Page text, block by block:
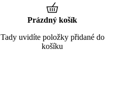
Prázdný košík
Tady uvidíte položky přidané do
košíku